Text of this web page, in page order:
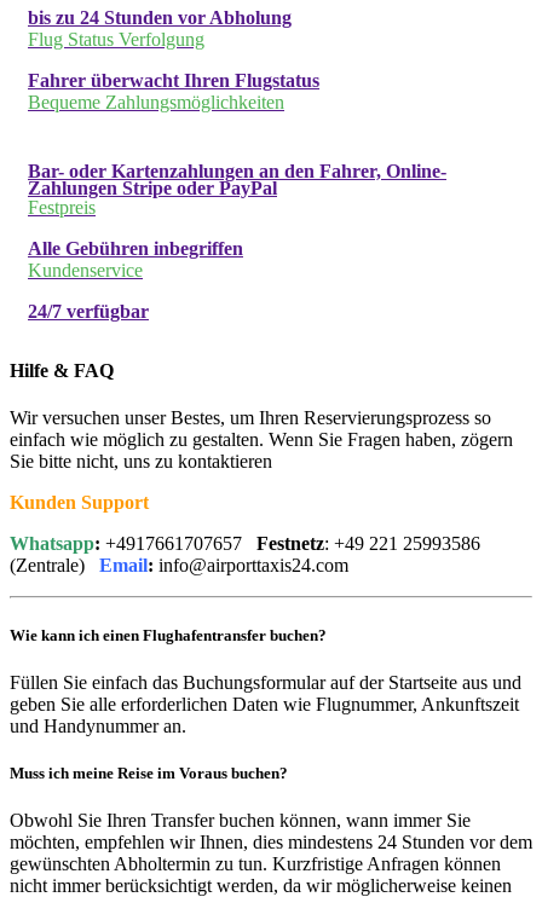
bis zu 24 Stunden vor Abholung
Flug Status Verfolgung
Fahrer überwacht Ihren Flugstatus
Bequeme Zahlungsmöglichkeiten
Bar- oder Kartenzahlungen an den Fahrer, Online-
Zahlungen Stripe oder PayPal
Festpreis
Alle Gebühren inbegriffen
Kundenservice
24/7 verfügbar
Hilfe & FAQ
Wir versuchen unser Bestes, um Ihren Reservierungsprozess so
einfach wie möglich zu gestalten. Wenn Sie Fragen haben, zögern
Sie bitte nicht, uns zu kontaktieren
Kunden Support
Whatsapp: +4917661707657 Festnetz: +49 221 25993586
(Zentrale) Email: info@airporttaxis24.com
Wie kann ich einen Flughafentransfer buchen?
Füllen Sie einfach das Buchungsformular auf der Startseite aus und
geben Sie alle erforderlichen Daten wie Flugnummer, Ankunftszeit
und Handynummer an.
Muss ich meine Reise im Voraus buchen?
Obwohl Sie Ihren Transfer buchen können, wann immer Sie
möchten, empfehlen wir Ihnen, dies mindestens 24 Stunden vor dem
gewünschten Abholtermin zu tun. Kurzfristige Anfragen können
nicht immer berücksichtigt werden, da wir möglicherweise keinen